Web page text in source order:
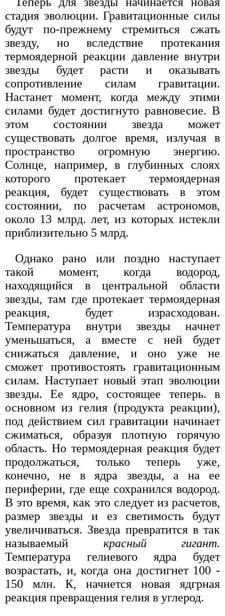
стадия эволюции. Гравитационные силы
будут по-прежнему стремиться сжать
звезду, но вследствие протекания
термоядерной реакции давление внутри
звезды будет расти и оказывать
сопротивление силам гравитации.
Настанет момент, когда между этими
силами будет достигнуто равновесие. В
этом состоянии звезда может
существовать долгое время, излучая в
пространство огромную энергию.
Солнце, например, в глубинных слоях
которого протекает термоядерная
реакция, будет существовать в этом
состоянии, по расчетам астрономов,
около 13 млрд. лет, из которых истекли
приблизительно 5 млрд.
Однако рано или поздно наступает
такой момент, когда водород,
находящийся в центральной области
звезды, там где протекает термоядерная
реакция, будет израсходован.
Температура внутри звезды начнет
уменьшаться, а вместе с ней будет
снижаться давление, и оно уже не
сможет противостоять гравитационным
силам. Наступает новый этап эволюции
звезды. Ее ядро, состоящее теперь. в
основном из гелия (продукта реакции),
под действием сил гравитации начинает
сжиматься, образуя плотную горячую
область. Но термоядерная реакция будет
продолжаться, только теперь уже,
конечно, не в ядра звезды, а на ее
периферии, где еще сохранился водород.
В это время, как это следует из расчетов,
размер звезды и ез светимость будут
увеличиваться. Звезда превратится в так
называемый красный гигант.
Температура гелиевого ядра будет
возрастать, и, когда она достигнет 100 -
150 млн. К, начнется новая ядгрная
реакция превращения гелия в углерод.